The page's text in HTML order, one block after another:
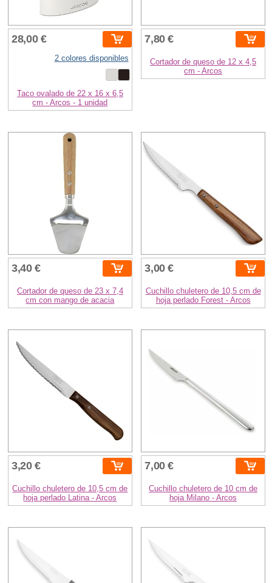
28,00 €
2 colores disponibles
Taco ovalado de 22 x 16 x 6,5
cm - Arcos - 1 unidad
7,80 €
Cortador de queso de 12 x 4,5
cm - Arcos
3,40 €
Cortador de queso de 23 x 7,4
cm con mango de acacia
3,00 €
Cuchillo chuletero de 10,5 cm de
hoja perlado Forest - Arcos
3,20 €
Cuchillo chuletero de 10,5 cm de
hoja perlado Latina - Arcos
7,00 €
Cuchillo chuletero de 10 cm de
hoja Milano - Arcos